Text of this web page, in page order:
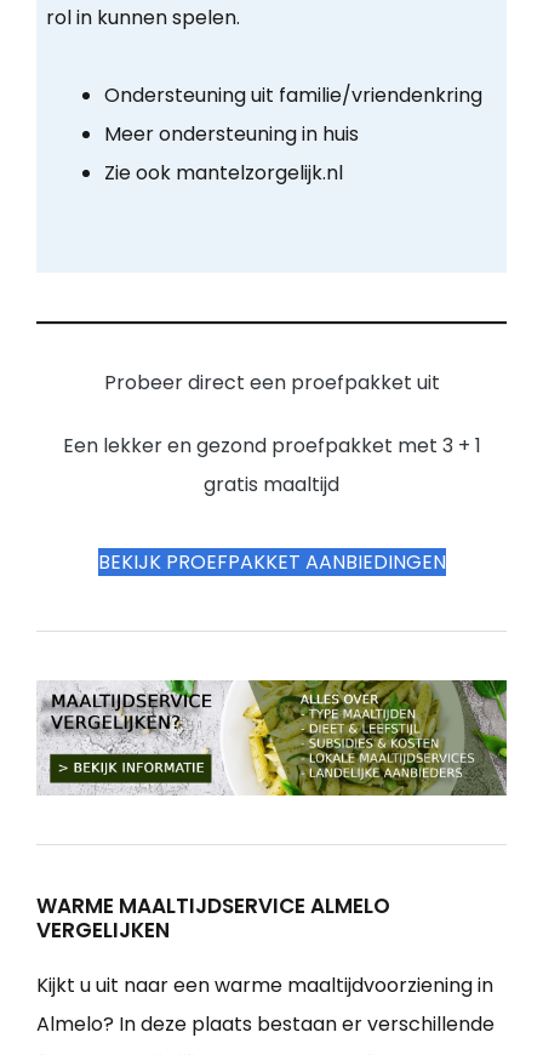
rol in kunnen spelen.
Ondersteuning uit familie/vriendenkring
Meer ondersteuning in huis
Zie ook mantelzorgelijk.nl
Probeer direct een proefpakket uit
Een lekker en gezond proefpakket met 3 + 1
gratis maaltijd
BEKIJK PROEFPAKKET AANBIEDINGEN
WARME MAALTIJDSERVICE ALMELO
VERGELIJKEN
Kijkt u uit naar een warme maaltijdvoorziening in
Almelo? In deze plaats bestaan er verschillende